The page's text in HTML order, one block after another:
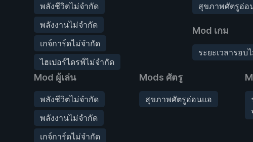
พลังชีวิตไม่จำกัด
พลังงานไม่จำกัด
เกจ์การ์ดไม่จำกัด
ไฮเปอร์ไดรฟ์ไม่จำกัด
สุขภาพศัตรูอ่อ
Mod เกม
ระยะเวลารอบ
Mod ผู้เล่น
พลังชีวิตไม่จำกัด
พลังงานไม่จำกัด
เกจ์การ์ดไม่จำกัด
Mods ศัตรู
สุขภาพศัตรูอ่อนแอ